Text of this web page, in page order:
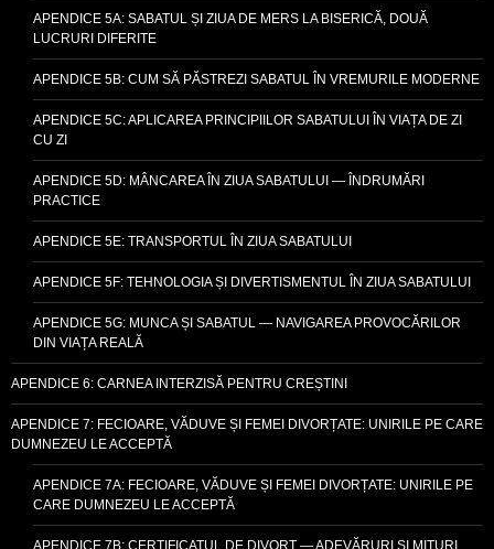
APENDICE 5A: SABATUL ȘI ZIUA DE MERS LA BISERICĂ, DOUĂ
LUCRURI DIFERITE
APENDICE 5B: CUM SĂ PĂSTREZI SABATUL ÎN VREMURILE MODERNE
APENDICE 5C: APLICAREA PRINCIPIILOR SABATULUI ÎN VIAȚA DE ZI
CU ZI
APENDICE 5D: MÂNCAREA ÎN ZIUA SABATULUI — ÎNDRUMĂRI
PRACTICE
APENDICE 5E: TRANSPORTUL ÎN ZIUA SABATULUI
APENDICE 5F: TEHNOLOGIA ȘI DIVERTISMENTUL ÎN ZIUA SABATULUI
APENDICE 5G: MUNCA ȘI SABATUL — NAVIGAREA PROVOCĂRILOR
DIN VIAȚA REALĂ
APENDICE 6: CARNEA INTERZISĂ PENTRU CREȘTINI
APENDICE 7: FECIOARE, VĂDUVE ȘI FEMEI DIVORȚATE: UNIRILE PE CARE
DUMNEZEU LE ACCEPTĂ
APENDICE 7A: FECIOARE, VĂDUVE ȘI FEMEI DIVORȚATE: UNIRILE PE
CARE DUMNEZEU LE ACCEPTĂ
APENDICE 7B: CERTIFICATUL DE DIVORȚ — ADEVĂRURI ȘI MITURI